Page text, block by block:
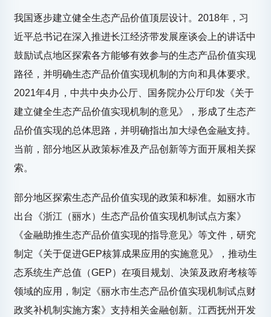
我国逐步建立健全生态产品价值顶层设计。2018年，习
近平总书记在深入推进长江经济带发展座谈会上的讲话中
鼓励试点地区探索各方能够有效参与的生态产品价值实现
路径，并明确生态产品价值实现机制的方向和具体要求。
2021年4月，中共中央办公厅、国务院办公厅印发《关于
建立健全生态产品价值实现机制的意见》，形成了生态产
品价值实现的总体思路，并明确指出加大绿色金融支持。
当前，部分地区从政策标准及产品创新等方面开展相关探
索。
部分地区探索生态产品价值实现的政策和标准。如丽水市
出台《浙江（丽水）生态产品价值实现机制试点方案》
《金融助推生态产品价值实现的指导意见》等文件，研究
制定《关于促进GEP核算成果应用的实施意见》，推动生
态系统生产总值（GEP）在项目规划、决策及政府考核等
领域的应用，制定《丽水市生态产品价值实现机制试点财
政奖补机制实施方案》支持相关金融创新。江西抚州开发